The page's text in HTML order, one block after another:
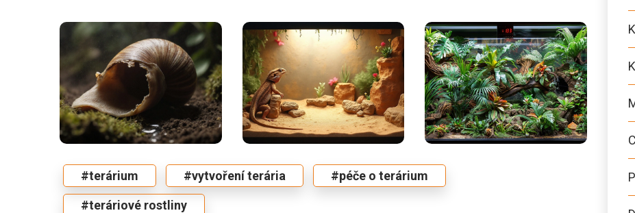
#terárium #vytvoření terária #péče o terárium
#teráriové rostliny